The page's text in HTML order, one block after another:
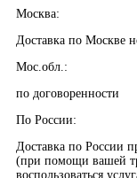
Москва:
Доставка по Москве
Мос.обл.:
по договоренности
По России:
Доставка по России
(при помощи вашей
воспользоваться